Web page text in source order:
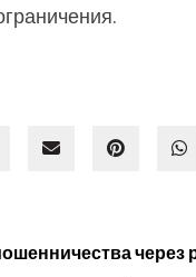
через